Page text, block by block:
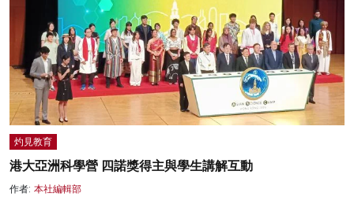
灼見教育
港大亞洲科學營 四諾獎得主與學生講解互動
作者: 本社編輯部